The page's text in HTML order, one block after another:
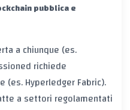
pubblica e
a chiunque (es.
richiede
Hyperledger Fabric).
a settori regolamentati